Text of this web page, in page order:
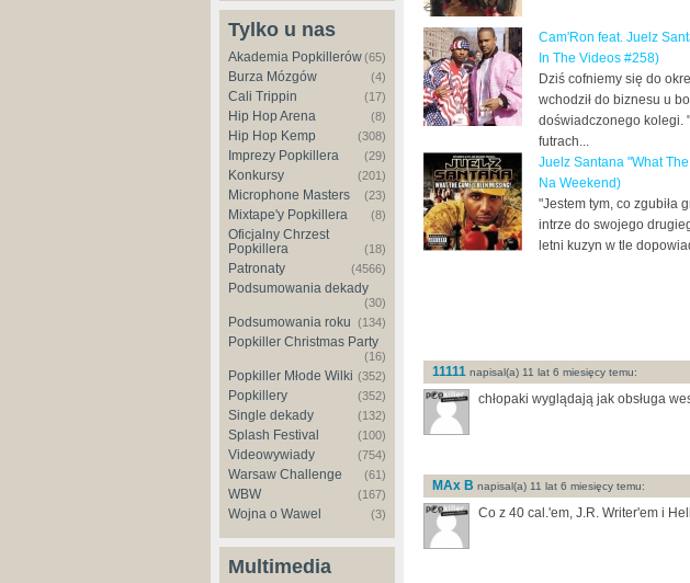
Tylko u nas
Akademia Popkillerów(65)
Burza Mózgów (4)
Cali Trippin (17)
Hip Hop Arena (8)
Hip Hop Kemp (308)
Imprezy Popkillera (29)
Konkursy (201)
Microphone Masters (23)
Mixtape'y Popkillera (8)
Oficjalny Chrzest
Popkillera
(18)
Patronaty (4566)
Podsumowania dekady
(30)
Podsumowania roku (134)
Popkiller Christmas Party
(16)
Popkiller Młode Wilki (352)
Popkillery (352)
Single dekady (132)
Splash Festival (100)
Videowywiady (754)
Warsaw Challenge (61)
WBW (167)
Wojna o Wawel (3)
Multimedia
Cam'Ron feat. Juelz
In The Videos #258)
Dziś cofniemy się do
wchodził do biznesu u
doświadczonego kolegi.
futrach...
Juelz Santana "What
Na Weekend)
"Jestem tym, co zgubiła
intrze do swojego
letni kuzyn w tle
11111 napisal(a) 11 lat 6 miesięcy temu:
chłopaki wyglądają jak obsługa
MAx B napisal(a) 11 lat 6 miesięcy temu:
Co z 40 cal.'em, J.R. Writer'em i